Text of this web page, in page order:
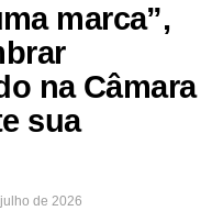
marca”,
na Câmara
sua
de 2026